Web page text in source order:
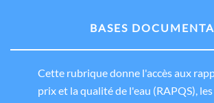
BASES
Cette rubrique donne l'accès aux
prix et la qualité de l'eau (RAPQS),